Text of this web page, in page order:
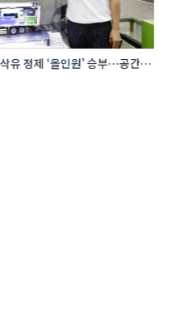
유 정제 ‘올인원’ 승부…공간·